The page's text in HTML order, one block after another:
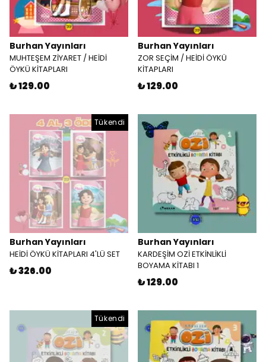
Burhan Yayınları
MUHTEŞEM ZİYARET / HEİDİ
ÖYKÜ KİTAPLARI
₺ 129.00
Burhan Yayınları
ZOR SEÇİM / HEİDİ ÖYKÜ
KİTAPLARI
₺ 129.00
Tükendi
Burhan Yayınları
HEİDİ ÖYKÜ KİTAPLARI 4'LÜ SET
₺ 326.00
Burhan Yayınları
KARDEŞİM OZİ ETKİNLİKLİ
BOYAMA KİTABI 1
₺ 129.00
Tükendi